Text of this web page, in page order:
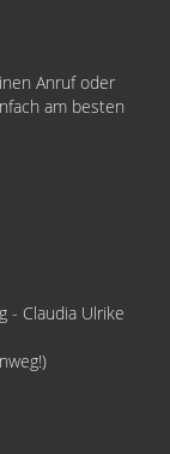
Anruf oder
am besten
- Claudia Ulrike